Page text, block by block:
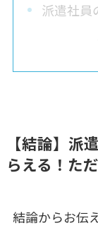
派遣社員
【結論】派
らえる！た
結論からお伝